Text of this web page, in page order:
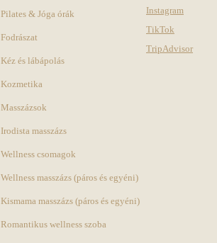
Pilates & Jóga órák
Fodrászat
Kéz és lábápolás
Kozmetika
Masszázsok
Irodista masszázs
Wellness csomagok
Wellness masszázs (páros és egyéni)
Kismama masszázs (páros és egyéni)
Romantikus wellness szoba
Instagram
TikTok
TripAdvisor